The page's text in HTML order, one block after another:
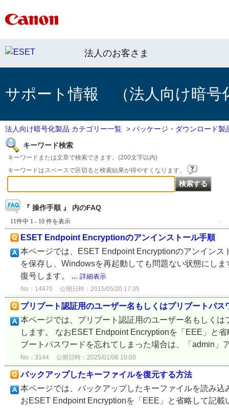
法人のお客さま
サポート情報 （法人向け暗号
法人向け暗号化製品 カテゴリー一覧 > パッケージ・ダウンロード製
キーワード検索
キーワードまたは文章で検索できます。(200文字以内)
キーワードはスペースで区切ると検索結果が得やすくなります。
『 操作手順 』 内のFAQ
11件中 1 - 10 件を表示 ≪
ESET Endpoint Encryptionのアンインストール手順
本ページでは、ESET Endpoint Encryptionのアンイン
を保存し、Windowsを再起動しても問題ない状態にし
復号します。 ... 詳細表示
No：14470 公開日時：2015/05/20 17:35
プリブート認証用のユーザー名もしくはプリブートパ
本ページでは、プリブート認証用のユーザー名もしく
します。 なおESET Endpoint Encryptionを「EEE」と
ブートパスワードを忘れてしまった場合は、「admin」
No：3144 公開日時：2025/01/06 10:00
バックアップしたキーファイルを復元する方法
本ページでは、バックアップしたキーファイルを読み
おESET Endpoint Encryptionを「EEE」と省略して記